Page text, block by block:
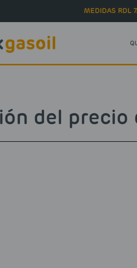
MEDIDAS RDL
del